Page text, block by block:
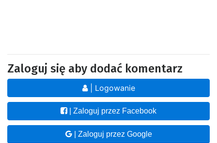
Zaloguj się aby dodać komentarz
| Logowanie
| Zaloguj przez Facebook
| Zaloguj przez Google